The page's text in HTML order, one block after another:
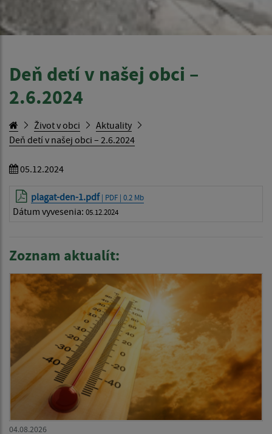
Deň detí v našej obci –
2.6.2024
Život v obci
Aktuality
Deň detí v našej obci – 2.6.2024
05.12.2024
plagat-den-1.pdf | PDF | 0.2 Mb
Dátum vyvesenia: 05.12.2024
Zoznam aktualít:
04.08.2026